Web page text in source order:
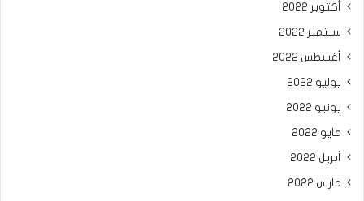
أكتوبر 2022
سبتمبر 2022
أغسطس 2022
يوليو 2022
يونيو 2022
مايو 2022
أبريل 2022
مارس 2022